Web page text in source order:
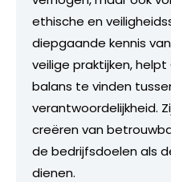
ethische en
diepgaande kennis
veilige praktijken,
balans te vinden
verantwoordelijkheid.
creëren van
de bedrijfsdoelen als
dienen.